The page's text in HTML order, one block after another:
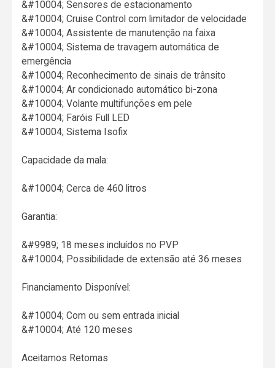
&#10004; Sensores de estacionamento
&#10004; Cruise Control com limitador de velocidade
&#10004; Assistente de manutenção na faixa
&#10004; Sistema de travagem automática de
emergência
&#10004; Reconhecimento de sinais de trânsito
&#10004; Ar condicionado automático bi-zona
&#10004; Volante multifunções em pele
&#10004; Faróis Full LED
&#10004; Sistema Isofix
Capacidade da mala:
&#10004; Cerca de 460 litros
Garantia:
&#9989; 18 meses incluídos no PVP
&#10004; Possibilidade de extensão até 36 meses
Financiamento Disponível:
&#10004; Com ou sem entrada inicial
&#10004; Até 120 meses
Aceitamos Retomas